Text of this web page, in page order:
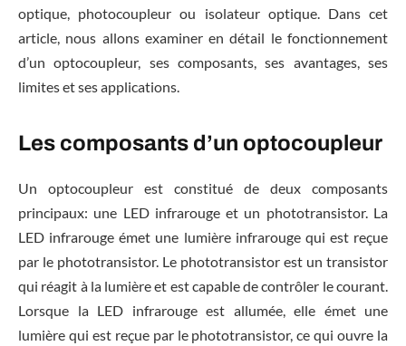
optique, photocoupleur ou isolateur optique. Dans cet
article, nous allons examiner en détail le fonctionnement
d’un optocoupleur, ses composants, ses avantages, ses
limites et ses applications.
Les composants d’un optocoupleur
Un optocoupleur est constitué de deux composants
principaux: une LED infrarouge et un phototransistor. La
LED infrarouge émet une lumière infrarouge qui est reçue
par le phototransistor. Le phototransistor est un transistor
qui réagit à la lumière et est capable de contrôler le courant.
Lorsque la LED infrarouge est allumée, elle émet une
lumière qui est reçue par le phototransistor, ce qui ouvre la